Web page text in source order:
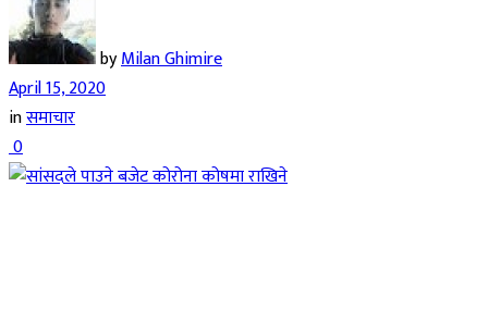
byMilan Ghimire
April 15, 2020
inसमाचार
0